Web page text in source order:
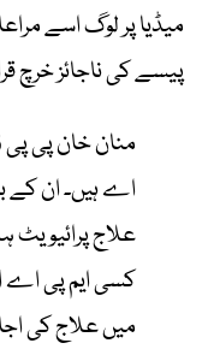
میڈیا پر لوگ اسے
پیسے کی ناجائز خرچ
اے ہیں۔ ان کے
علاج پرائیویٹ
کسی ایم پی اے
میں علاج کی